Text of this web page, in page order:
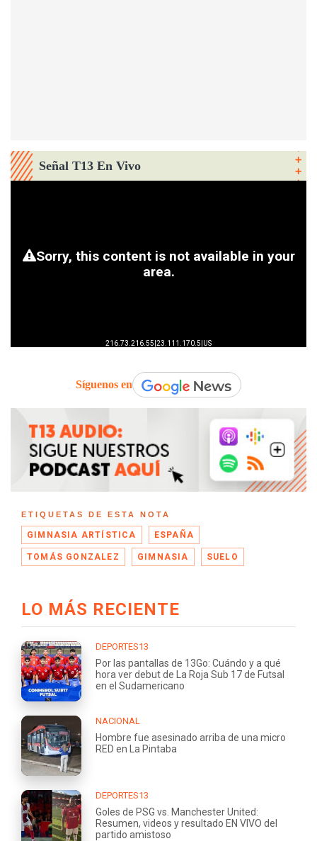
Señal T13 En Vivo
Síguenos en
ETIQUETAS DE ESTA NOTA
GIMNASIA ARTÍSTICA ESPAÑA
TOMÁS GONZALEZ GIMNASIA SUELO
LO MÁS RECIENTE
DEPORTES13
Por las pantallas de 13Go: Cuándo y a qué
hora ver debut de La Roja Sub 17 de Futsal
en el Sudamericano
NACIONAL
Hombre fue asesinado arriba de una micro
RED en La Pintaba
DEPORTES13
Goles de PSG vs. Manchester United:
Resumen, videos y resultado EN VIVO del
partido amistoso